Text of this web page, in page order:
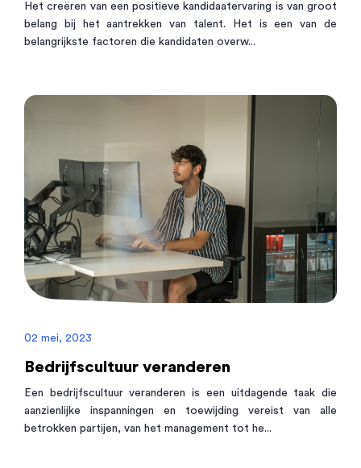
Het creëren van een positieve kandidaatervaring is van groot
belang bij het aantrekken van talent. Het is een van de
belangrijkste factoren die kandidaten overw...
02 mei, 2023
Bedrijfscultuur veranderen
Een bedrijfscultuur veranderen is een uitdagende taak die
aanzienlijke inspanningen en toewijding vereist van alle
betrokken partijen, van het management tot he...